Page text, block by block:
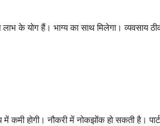
के योग हैं। भाग्य का साथ मिलेगा। व्यवसाय
कमी होगी। नौकरी में नोकझोंक हो सकती है।